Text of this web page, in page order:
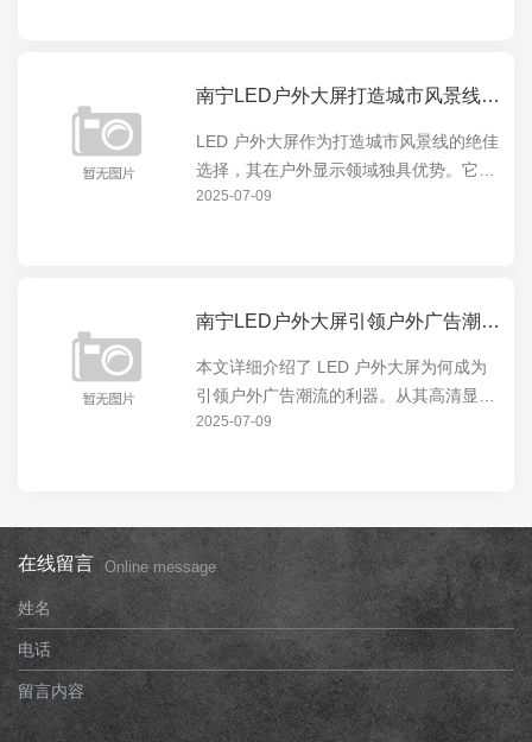
南宁LED户外大屏打造城市风景线的绝佳选择
LED 户外大屏作为打造城市风景线的绝佳
选择，其在户外显示领域独具优势。它能
以绚丽多彩的画面点亮城市夜晚，成为城
2025-07-09
南宁LED户外大屏引领户外广告潮流的利器
本文详细介绍了 LED 户外大屏为何成为
引领户外广告潮流的利器。从其高清显
示、超大尺寸、节能环保等特点，到在城
2025-07-09
在线留言 Online message
姓名
电话
留言内容